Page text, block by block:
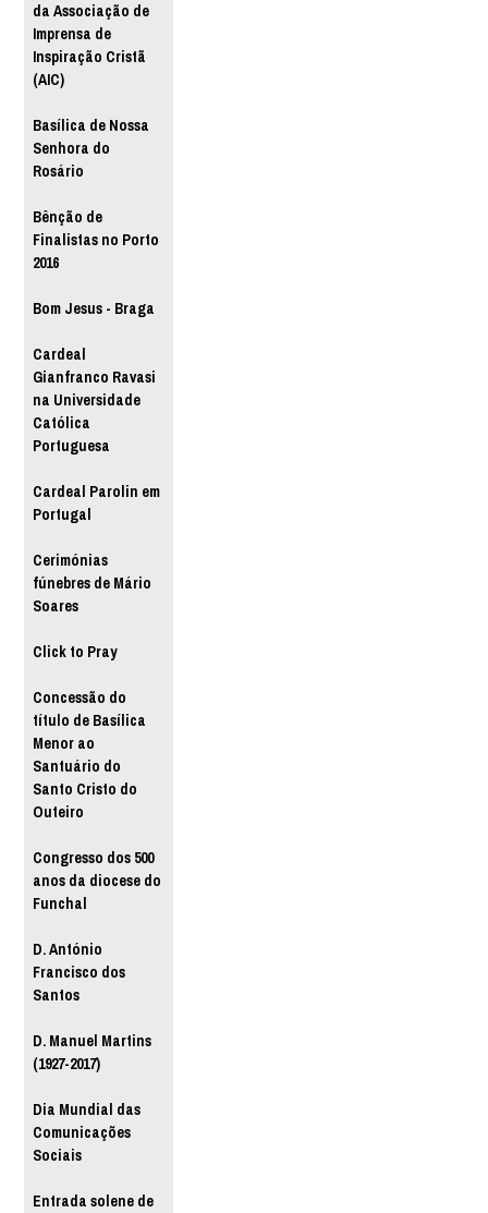
da Associação de
Imprensa de
Inspiração Cristã
(AIC)
Basílica de Nossa
Senhora do
Rosário
Bênção de
Finalistas no Porto
2016
Bom Jesus - Braga
Cardeal
Gianfranco Ravasi
na Universidade
Católica
Portuguesa
Cardeal Parolin em
Portugal
Cerimónias
fúnebres de Mário
Soares
Click to Pray
Concessão do
título de Basílica
Menor ao
Santuário do
Santo Cristo do
Outeiro
Congresso dos 500
anos da diocese do
Funchal
D. António
Francisco dos
Santos
D. Manuel Martins
(1927-2017)
Dia Mundial das
Comunicações
Sociais
Entrada solene de